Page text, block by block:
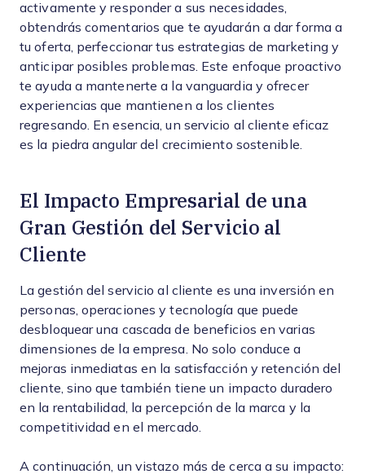
activamente y responder a sus necesidades,
obtendrás comentarios que te ayudarán a dar forma a
tu oferta, perfeccionar tus estrategias de marketing y
anticipar posibles problemas. Este enfoque proactivo
te ayuda a mantenerte a la vanguardia y ofrecer
experiencias que mantienen a los clientes
regresando. En esencia, un servicio al cliente eficaz
es la piedra angular del crecimiento sostenible.
El Impacto Empresarial de una
Gran Gestión del Servicio al
Cliente
La gestión del servicio al cliente es una inversión en
personas, operaciones y tecnología que puede
desbloquear una cascada de beneficios en varias
dimensiones de la empresa. No solo conduce a
mejoras inmediatas en la satisfacción y retención del
cliente, sino que también tiene un impacto duradero
en la rentabilidad, la percepción de la marca y la
competitividad en el mercado.
A continuación, un vistazo más de cerca a su impacto: